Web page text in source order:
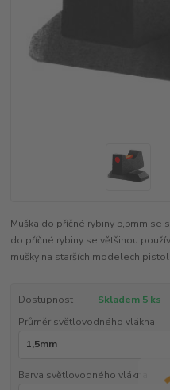
Muška do příčné rybiny 5,5mm
do příčné rybiny se většinou
mušky na starších modelech
Dostupnost
Skladem 5 ks
Průměr světlovodného vlákna
Barva světlovodného vlákna